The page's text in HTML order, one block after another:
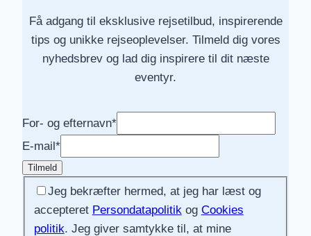
Få adgang til eksklusive rejsetilbud, inspirerende
tips og unikke rejseoplevelser. Tilmeld dig vores
nyhedsbrev og lad dig inspirere til dit næste
eventyr.
For- og efternavn*
E-mail*
Tilmeld
Jeg bekræfter hermed, at jeg har læst og
accepteret Persondatapolitikog Cookies
politik. Jeg giver samtykke til, at mine